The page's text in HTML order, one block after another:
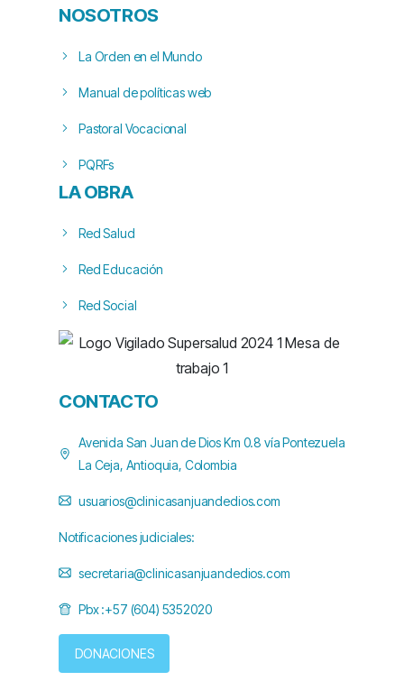
NOSOTROS
La Orden en el Mundo
Manual de políticas web
Pastoral Vocacional
PQRFs
LA OBRA
Red Salud
Red Educación
Red Social
CONTACTO
Avenida San Juan de Dios Km 0.8 vía Pontezuela
La Ceja, Antioquia, Colombia
usuarios@clinicasanjuandedios.com
Notificaciones judiciales:
secretaria@clinicasanjuandedios.com
Pbx :+57 (604) 5352020
DONACIONES